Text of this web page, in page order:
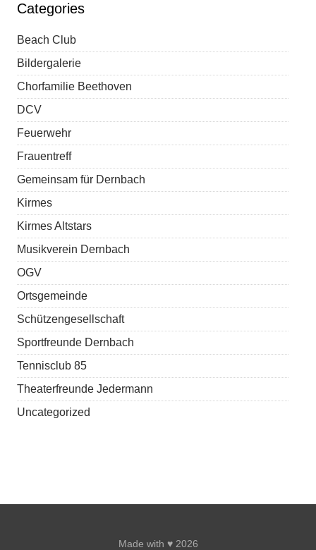
Categories
Beach Club
Bildergalerie
Chorfamilie Beethoven
DCV
Feuerwehr
Frauentreff
Gemeinsam für Dernbach
Kirmes
Kirmes Altstars
Musikverein Dernbach
OGV
Ortsgemeinde
Schützengesellschaft
Sportfreunde Dernbach
Tennisclub 85
Theaterfreunde Jedermann
Uncategorized
Made with ♥ 2026